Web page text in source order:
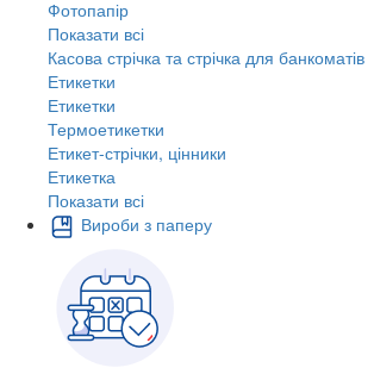
Фотопапір
Показати всі
Касова стрічка та стрічка для банкоматів
Етикетки
Етикетки
Термоетикетки
Етикет-стрічки, цінники
Етикетка
Показати всі
Вироби з паперу